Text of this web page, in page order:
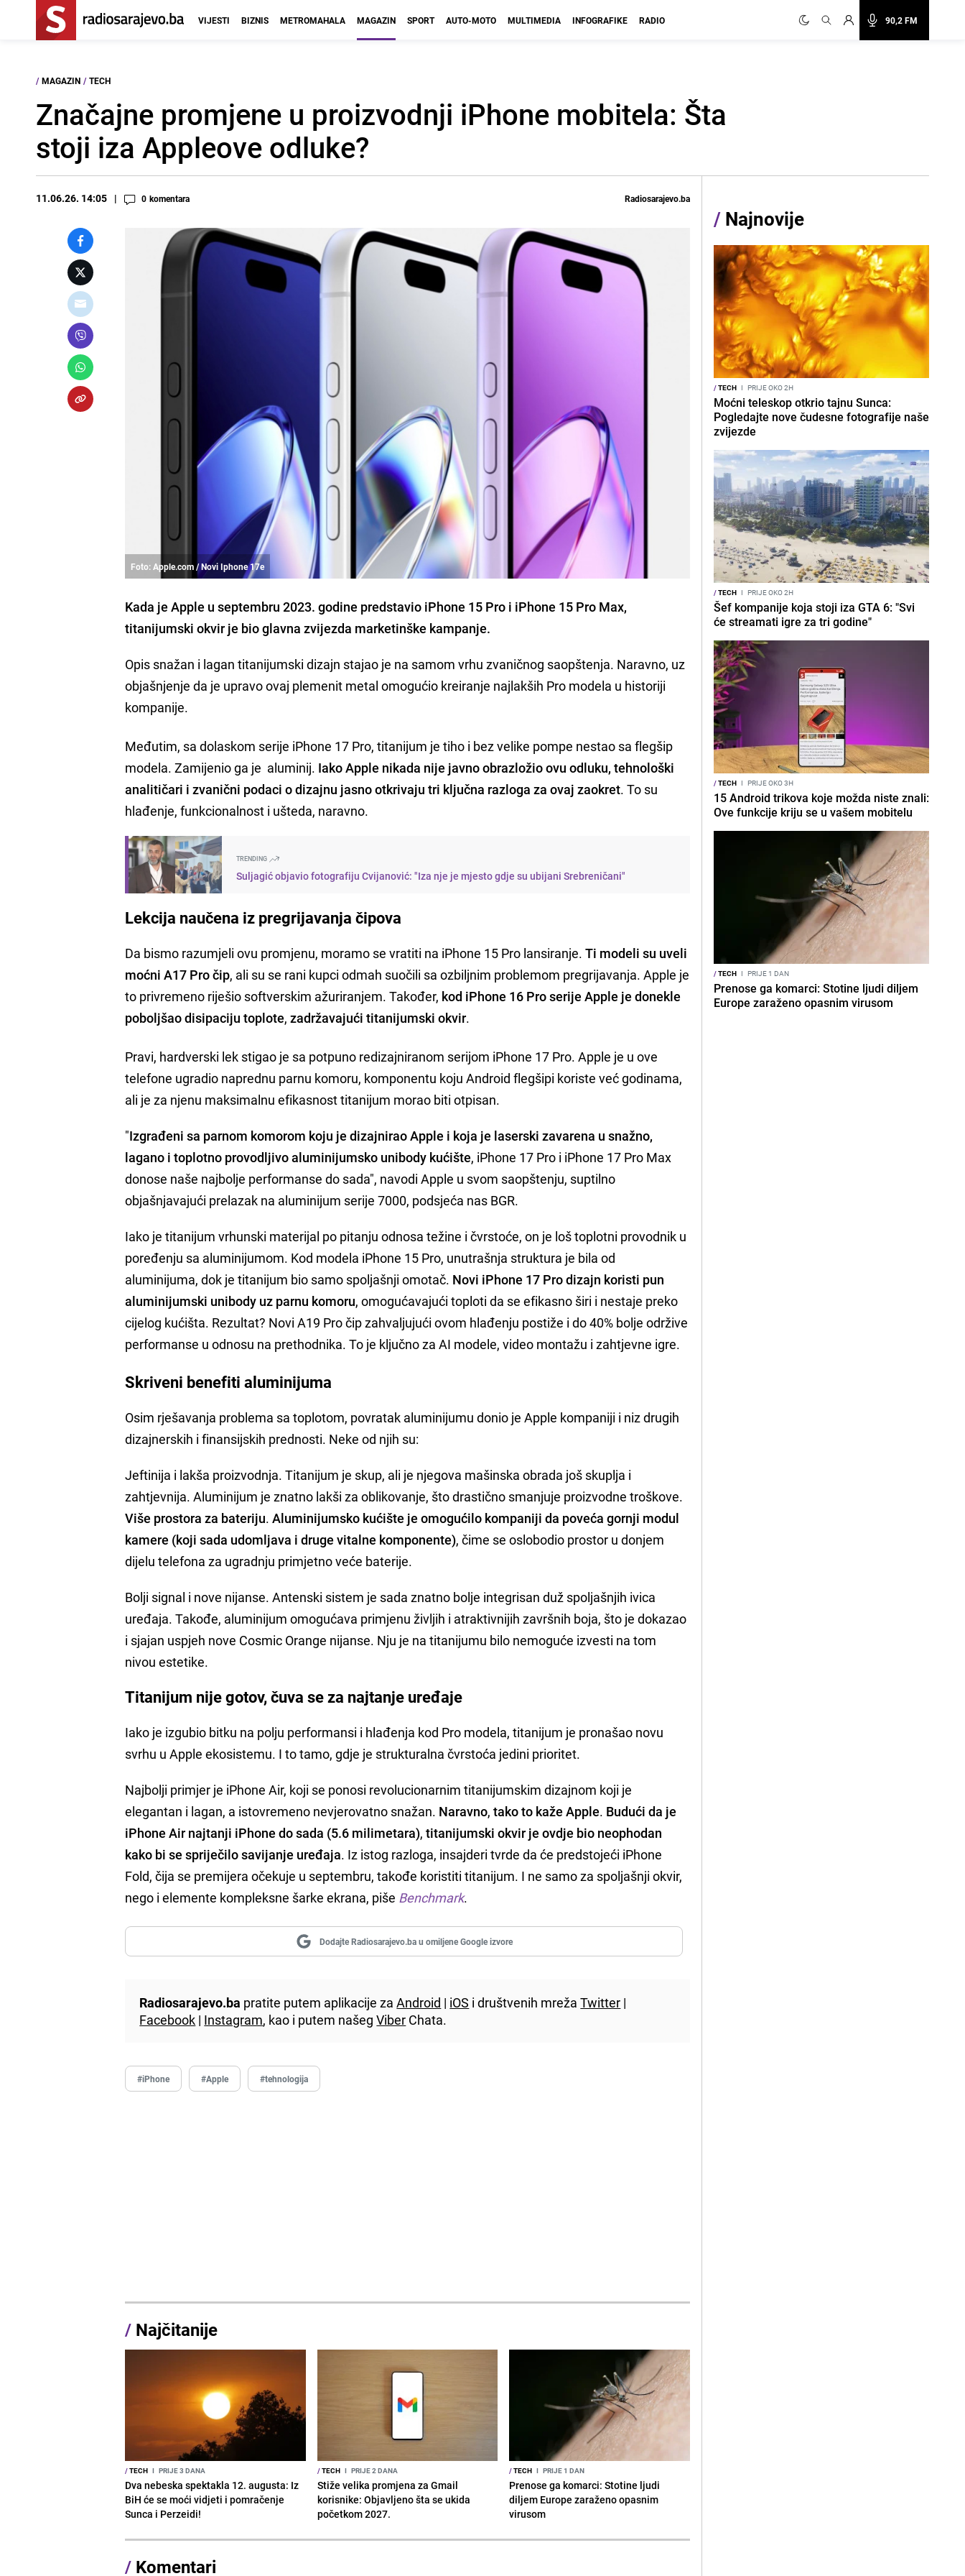
90,2 FM
VIJESTI BIZNIS METROMAHALA MAGAZIN SPORT AUTO-MOTO MULTIMEDIA INFOGRAFIKE RADIO
/ MAGAZIN / TECH
Značajne promjene u proizvodnji iPhone mobitela: Šta
stoji iza Appleove odluke?
11.06.26. 14:05 0 komentara Radiosarajevo.ba
Foto: Apple.com / Novi Iphone 17e
Kada je Apple u septembru 2023. godine predstavio iPhone 15 Pro i iPhone 15 Pro Max,
titanijumski okvir je bio glavna zvijezda marketinške kampanje.
Opis snažan i lagan titanijumski dizajn stajao je na samom vrhu zvaničnog saopštenja. Naravno, uz
objašnjenje da je upravo ovaj plemenit metal omogućio kreiranje najlakših Pro modela u historiji
kompanije.
Međutim, sa dolaskom serije iPhone 17 Pro, titanijum je tiho i bez velike pompe nestao sa flegšip
modela. Zamijenio ga je aluminij. Iako Apple nikada nije javno obrazložio ovu odluku, tehnološki
analitičari i zvanični podaci o dizajnu jasno otkrivaju tri ključna razloga za ovaj zaokret. To su
hlađenje, funkcionalnost i ušteda, naravno.
TRENDING
Suljagić objavio fotografiju Cvijanović: "Iza nje je mjesto gdje su ubijani Srebreničani"
Lekcija naučena iz pregrijavanja čipova
Da bismo razumjeli ovu promjenu, moramo se vratiti na iPhone 15 Pro lansiranje.Ti modeli su uveli
moćni A17 Pro čip, ali su se rani kupci odmah suočili sa ozbiljnim problemom pregrijavanja. Apple je
to privremeno riješio softverskim ažuriranjem. Također, kod iPhone 16 Pro serije Apple je donekle
poboljšao disipaciju toplote, zadržavajući titanijumski okvir.
Pravi, hardverski lek stigao je sa potpuno redizajniranom serijom iPhone 17 Pro. Apple je u ove
telefone ugradio naprednu parnu komoru, komponentu koju Android flegšipi koriste već godinama,
ali je za njenu maksimalnu efikasnost titanijum morao biti otpisan.
"Izgrađeni sa parnom komorom koju je dizajnirao Apple i koja je laserski zavarena u snažno,
lagano i toplotno provodljivo aluminijumsko unibody kućište, iPhone 17 Pro i iPhone 17 Pro Max
donose naše najbolje performanse do sada", navodi Apple u svom saopštenju, suptilno
objašnjavajući prelazak na aluminijum serije 7000, podsjeća nas BGR.
Iako je titanijum vrhunski materijal po pitanju odnosa težine i čvrstoće, on je loš toplotni provodnik u
poređenju sa aluminijumom. Kod modela iPhone 15 Pro, unutrašnja struktura je bila od
aluminijuma, dok je titanijum bio samo spoljašnji omotač. Novi iPhone 17 Pro dizajn koristi pun
aluminijumski unibody uz parnu komoru, omogućavajući toploti da se efikasno širi i nestaje preko
cijelog kućišta. Rezultat? Novi A19 Pro čip zahvaljujući ovom hlađenju postiže i do 40% bolje održive
performanse u odnosu na prethodnika. To je ključno za AI modele, video montažu i zahtjevne igre.
Skriveni benefiti aluminijuma
Osim rješavanja problema sa toplotom, povratak aluminijumu donio je Apple kompaniji i niz drugih
dizajnerskih i finansijskih prednosti. Neke od njih su:
Jeftinija i lakša proizvodnja. Titanijum je skup, ali je njegova mašinska obrada još skuplja i
zahtjevnija. Aluminijum je znatno lakši za oblikovanje, što drastično smanjuje proizvodne troškove.
Više prostora za bateriju.Aluminijumsko kućište je omogućilo kompaniji da poveća gornji modul
kamere (koji sada udomljava i druge vitalne komponente), čime se oslobodio prostor u donjem
dijelu telefona za ugradnju primjetno veće baterije.
Bolji signal i nove nijanse. Antenski sistem je sada znatno bolje integrisan duž spoljašnjih ivica
uređaja. Takođe, aluminijum omogućava primjenu življih i atraktivnijih završnih boja, što je dokazao
i sjajan uspjeh nove Cosmic Orange nijanse. Nju je na titanijumu bilo nemoguće izvesti na tom
nivou estetike.
Titanijum nije gotov, čuva se za najtanje uređaje
Iako je izgubio bitku na polju performansi i hlađenja kod Pro modela, titanijum je pronašao novu
svrhu u Apple ekosistemu. I to tamo, gdje je strukturalna čvrstoća jedini prioritet.
Najbolji primjer je iPhone Air, koji se ponosi revolucionarnim titanijumskim dizajnom koji je
elegantan i lagan, a istovremeno nevjerovatno snažan. Naravno,tako to kaže Apple. Budući da je
iPhone Air najtanji iPhone do sada (5.6 milimetara),titanijumski okvir je ovdje bio neophodan
kako bi se spriječilo savijanje uređaja. Iz istog razloga, insajderi tvrde da će predstojeći iPhone
Fold, čija se premijera očekuje u septembru, takođe koristiti titanijum. I ne samo za spoljašnji okvir,
nego i elemente kompleksne šarke ekrana, piše Benchmark.
Dodajte Radiosarajevo.ba u omiljene Google izvore
Radiosarajevo.ba pratite putem aplikacije zaAndroid | iOS i društvenih mrežaTwitter |
Facebook | Instagram, kao i putem našegViber Chata.
#iPhone #Apple #tehnologija
/ Najčitanije
/TECH I PRIJE 3 DANA
Dva nebeska spektakla 12. augusta: Iz
BiH će se moći vidjeti i pomračenje
Sunca i Perzeidi!
/TECH I PRIJE 2 DANA
Stiže velika promjena za Gmail
korisnike: Objavljeno šta se ukida
početkom 2027.
/TECH I PRIJE 1 DAN
Prenose ga komarci: Stotine ljudi
diljem Europe zaraženo opasnim
virusom
/ Komentari
/ Najnovije
/TECH I PRIJE OKO 2H
Moćni teleskop otkrio tajnu Sunca:
Pogledajte nove čudesne fotografije naše
zvijezde
/TECH I PRIJE OKO 2H
Šef kompanije koja stoji iza GTA 6: "Svi
će streamati igre za tri godine"
/TECH I PRIJE OKO 3H
15 Android trikova koje možda niste znali:
Ove funkcije kriju se u vašem mobitelu
/TECH I PRIJE 1 DAN
Prenose ga komarci: Stotine ljudi diljem
Europe zaraženo opasnim virusom